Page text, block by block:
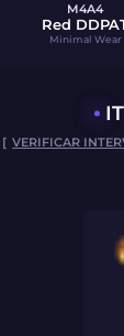
M4A4
Red
Minimal Wear
[VERIFICAR